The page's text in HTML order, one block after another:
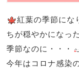
紅葉の季節にな
ちが穏やかになっ
季節なのに・・・
今年はコロナ感染